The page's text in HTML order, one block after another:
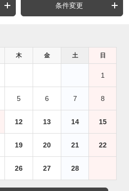
条件変更
木 金 土 日
1
5 6 7 8
12 13 14 15
19 20 21 22
26 27 28